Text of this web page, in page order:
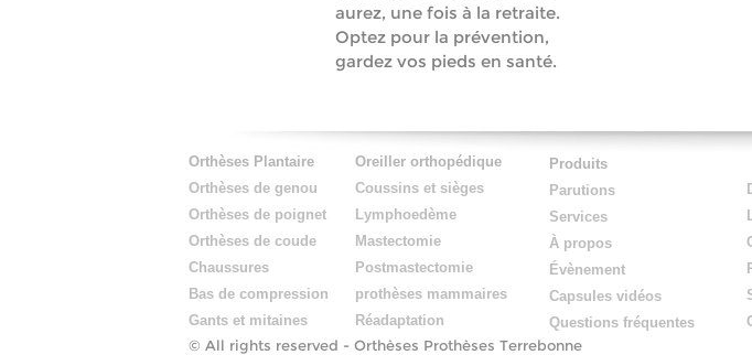
Orthèses Plantaire
Orthèses de genou
Orthèses de poignet
Orthèses de coude
Chaussures
Bas de compression
Gants et mitaines
Oreiller orthopédique
Coussins et sièges
Lymphoedème
Mastectomie
Postmastectomie
prothèses mammaires
Réadaptation
Produits
Parutions
Services
À propos
Évènement
Capsules vidéos
Questions fréquentes
© All rights reserved - Orthèses Prothèses Terrebonne
aurez, une fois à la retraite.
Optez pour la prévention,
gardez vos pieds en santé.